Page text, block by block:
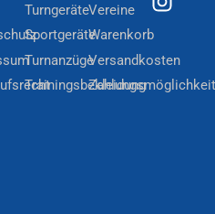
Turngeräte
Sportgeräte
Turnanzüge
Trainingsbekleidung
Vereine
Warenkorb
Versandkosten